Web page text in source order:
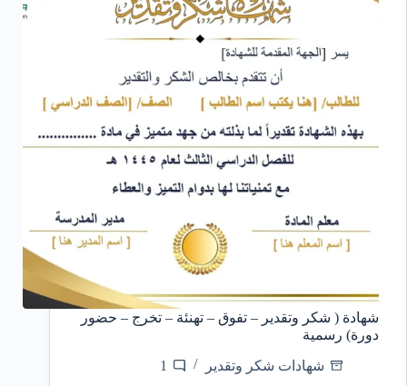
شهادة ( شكر وتقدير – تفوق – تهنئة – تخرج – حضور
دورة) رسمية
شهادات شكر وتقدير
1